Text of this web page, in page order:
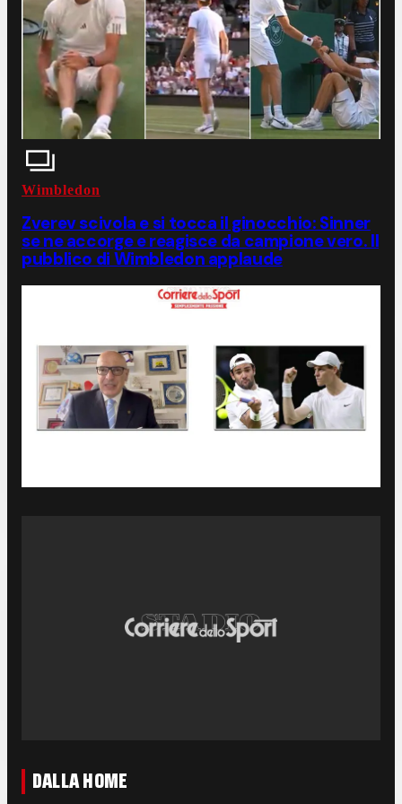
Wimbledon
Zverev scivola e si tocca il ginocchio: Sinner
se ne accorge e reagisce da campione vero. Il
pubblico di Wimbledon applaude
DALLA HOME